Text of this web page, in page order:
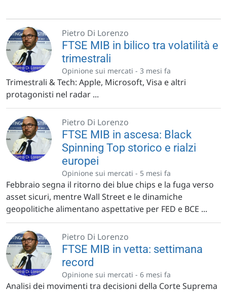
Pietro Di Lorenzo
FTSE MIB in bilico tra volatilità e
trimestrali
Opinione sui mercati - 3 mesi fa
Trimestrali & Tech: Apple, Microsoft, Visa e altri
protagonisti nel radar ...
Pietro Di Lorenzo
FTSE MIB in ascesa: Black
Spinning Top storico e rialzi
europei
Opinione sui mercati - 5 mesi fa
Febbraio segna il ritorno dei blue chips e la fuga verso
asset sicuri, mentre Wall Street e le dinamiche
geopolitiche alimentano aspettative per FED e BCE ...
Pietro Di Lorenzo
FTSE MIB in vetta: settimana
record
Opinione sui mercati - 6 mesi fa
Analisi dei movimenti tra decisioni della Corte Suprema